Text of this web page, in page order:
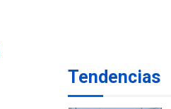
Tendencias
4